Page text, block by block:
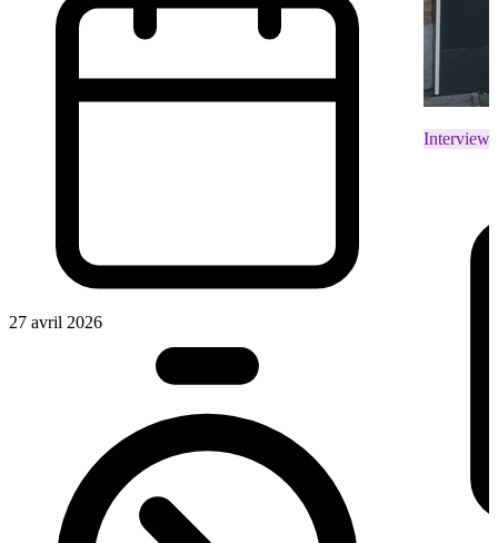
27 avril 2026
Interviews